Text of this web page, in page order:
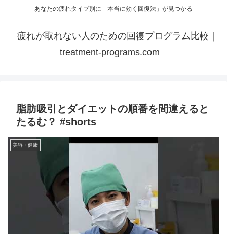
あなたの疲れタイプ別に「本当に効く回復法」が見つかる
疲れが取れない人のための回復プログラム比較｜
treatment-programs.com
脂肪吸引とダイエットの順番を間違えると
たるむ？ #shorts
美容・健康